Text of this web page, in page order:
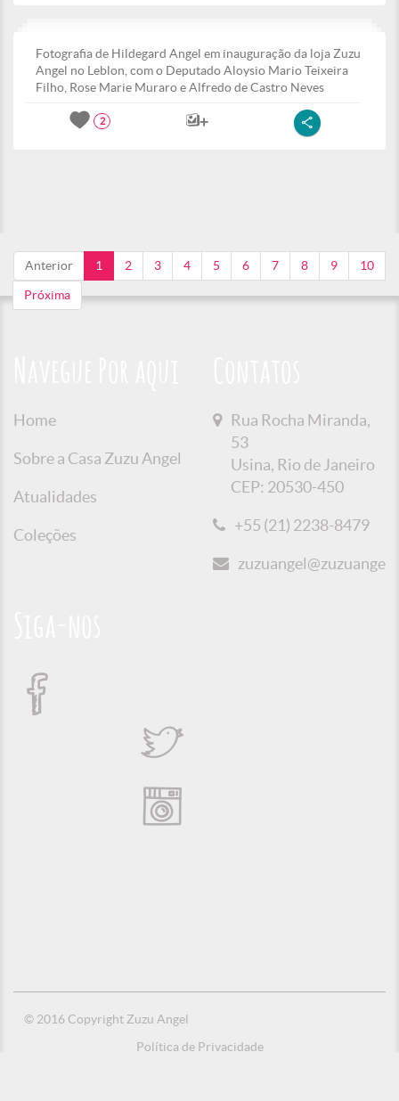
Fotografia de Hildegard Angel em inauguração da loja Zuzu
Angel no Leblon, com o Deputado Aloysio Mario Teixeira
Filho, Rose Marie Muraro e Alfredo de Castro Neves
2
Anterior 1 2 3 4 5 6 7 8 9 10
Próxima
Home
Sobre a Casa Zuzu Angel
Atualidades
Coleções
Rua Rocha Miranda,
53
Usina, Rio de Janeiro
CEP: 20530-450
+55 (21) 2238-8479
© 2016 Copyright Zuzu Angel
Política de Privacidade